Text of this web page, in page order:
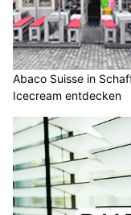
Abaco Suisse in
Icecream entdecken